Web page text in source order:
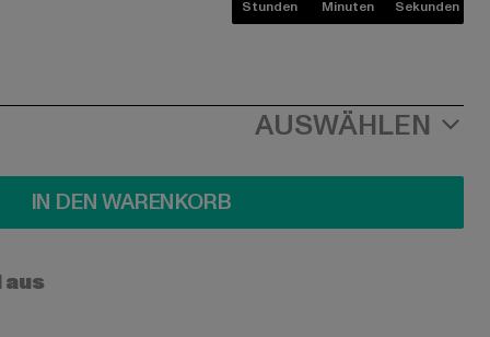
Stunden Minuten Sekunden
AUSWÄHLEN
IN DEN WARENKORB